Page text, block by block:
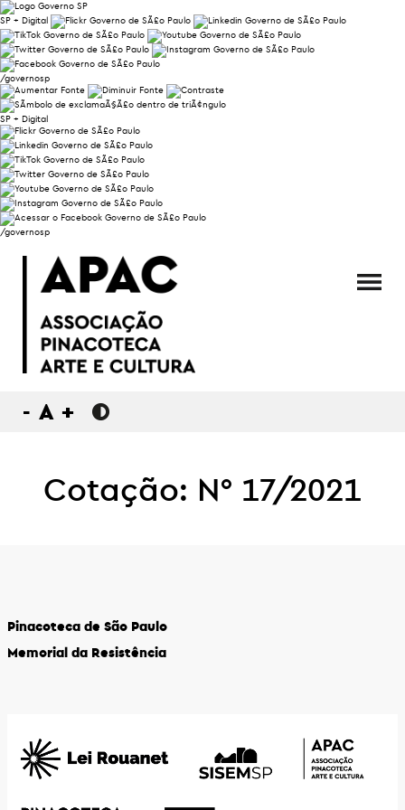
SP + Digital
/governosp
SP + Digital
/governosp
- A +
Cotação: N° 17/2021
Pinacoteca de São Paulo
Memorial da Resistência